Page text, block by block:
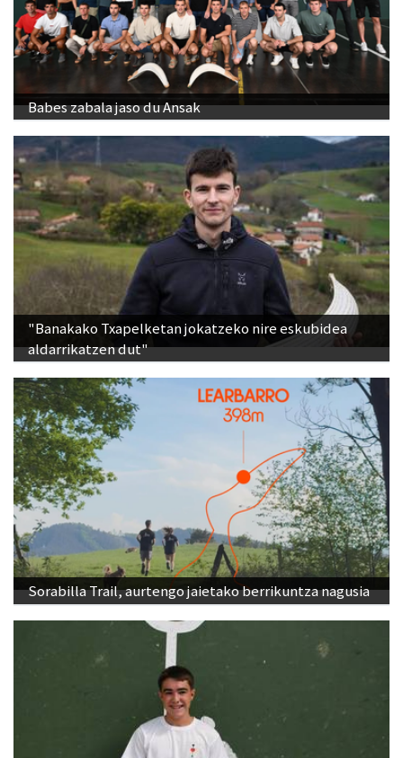
Babes zabala jaso du Ansak
"Banakako Txapelketan jokatzeko nire eskubidea
aldarrikatzen dut"
Sorabilla Trail, aurtengo jaietako berrikuntza nagusia